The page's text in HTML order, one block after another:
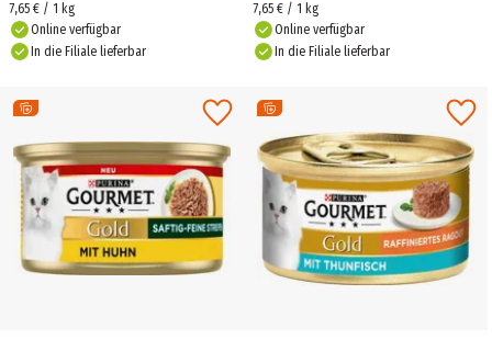
7,65 € / 1 kg
Online verfügbar
In die Filiale lieferbar
7,65 € / 1 kg
Online verfügbar
In die Filiale lieferbar